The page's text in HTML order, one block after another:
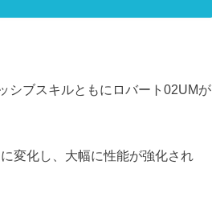
シブスキルともにロバート02UMが
変化し、大幅に性能が強化され